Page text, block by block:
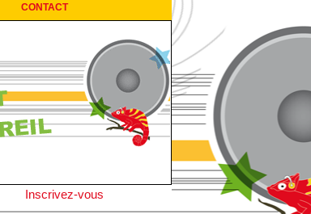
CONTACT
Inscrivez-vous